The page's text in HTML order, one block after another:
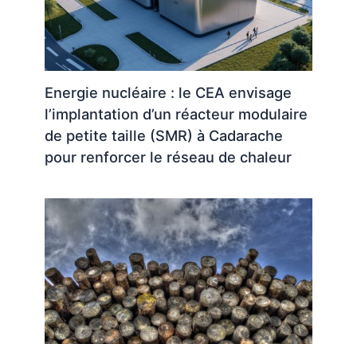
Energie nucléaire : le CEA envisage
l’implantation d’un réacteur modulaire
de petite taille (SMR) à Cadarache
pour renforcer le réseau de chaleur